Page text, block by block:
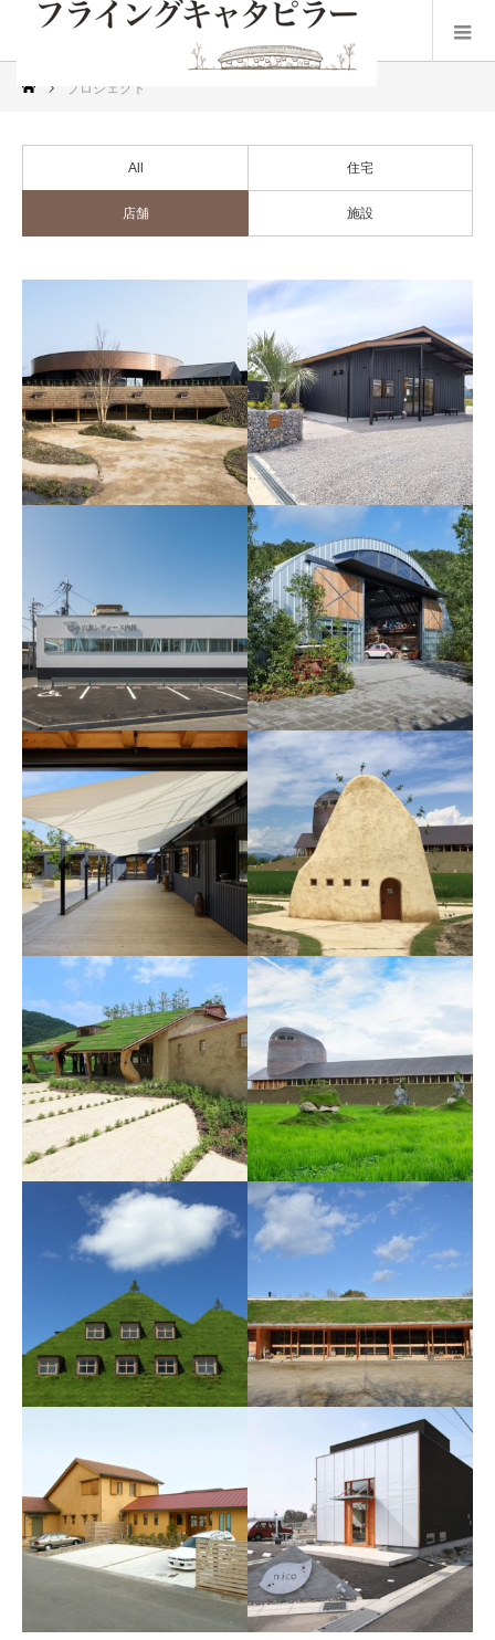
プロジェクト
All 住宅
店舗 施設
近江八幡 バームファク
トリー
mon.
白鳥レディース内科
近江八幡 ガレージショ
ップ
近江八幡 コンテナショ
ップ
近江八幡 草回廊･土塔
近江八幡 栗百本 近江八幡 銅屋根
近江八幡市 草屋根 近江八幡 農作業場